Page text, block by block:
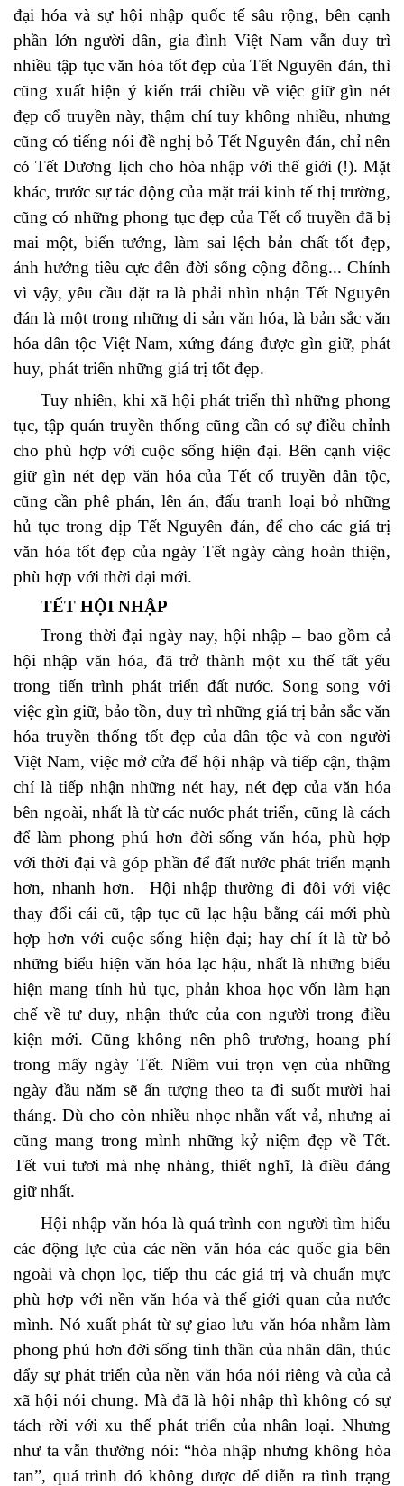
đại hóa và sự hội nhập quốc tế sâu rộng, bên cạnh
phần lớn người dân, gia đình Việt Nam vẫn duy trì
nhiều tập tục văn hóa tốt đẹp của Tết Nguyên đán, thì
cũng xuất hiện ý kiến trái chiều về việc giữ gìn nét
đẹp cổ truyền này, thậm chí tuy không nhiều, nhưng
cũng có tiếng nói đề nghị bỏ Tết Nguyên đán, chỉ nên
có Tết Dương lịch cho hòa nhập với thế giới (!). Mặt
khác, trước sự tác động của mặt trái kinh tế thị trường,
cũng có những phong tục đẹp của Tết cổ truyền đã bị
mai một, biến tướng, làm sai lệch bản chất tốt đẹp,
ảnh hưởng tiêu cực đến đời sống cộng đồng... Chính
vì vậy, yêu cầu đặt ra là phải nhìn nhận Tết Nguyên
đán là một trong những di sản văn hóa, là bản sắc văn
hóa dân tộc Việt Nam, xứng đáng được gìn giữ, phát
huy, phát triển những giá trị tốt đẹp.
Tuy nhiên, khi xã hội phát triển thì những phong
tục, tập quán truyền thống cũng cần có sự điều chỉnh
cho phù hợp với cuộc sống hiện đại. Bên cạnh việc
giữ gìn nét đẹp văn hóa của Tết cổ truyền dân tộc,
cũng cần phê phán, lên án, đấu tranh loại bỏ những
hủ tục trong dịp Tết Nguyên đán, để cho các giá trị
văn hóa tốt đẹp của ngày Tết ngày càng hoàn thiện,
phù hợp với thời đại mới.
TẾT HỘI NHẬP
Trong thời đại ngày nay, hội nhập – bao gồm cả
hội nhập văn hóa, đã trở thành một xu thế tất yếu
trong tiến trình phát triển đất nước. Song song với
việc gìn giữ, bảo tồn, duy trì những giá trị bản sắc văn
hóa truyền thống tốt đẹp của dân tộc và con người
Việt Nam, việc mở cửa để hội nhập và tiếp cận, thậm
chí là tiếp nhận những nét hay, nét đẹp của văn hóa
bên ngoài, nhất là từ các nước phát triển, cũng là cách
để làm phong phú hơn đời sống văn hóa, phù hợp
với thời đại và góp phần để đất nước phát triển mạnh
hơn, nhanh hơn. Hội nhập thường đi đôi với việc
thay đổi cái cũ, tập tục cũ lạc hậu bằng cái mới phù
hợp hơn với cuộc sống hiện đại; hay chí ít là từ bỏ
những biểu hiện văn hóa lạc hậu, nhất là những biểu
hiện mang tính hủ tục, phản khoa học vốn làm hạn
chế về tư duy, nhận thức của con người trong điều
kiện mới. Cũng không nên phô trương, hoang phí
trong mấy ngày Tết. Niềm vui trọn vẹn của những
ngày đầu năm sẽ ấn tượng theo ta đi suốt mười hai
tháng. Dù cho còn nhiều nhọc nhằn vất vả, nhưng ai
cũng mang trong mình những kỷ niệm đẹp về Tết.
Tết vui tươi mà nhẹ nhàng, thiết nghĩ, là điều đáng
giữ nhất.
Hội nhập văn hóa là quá trình con người tìm hiểu
các động lực của các nền văn hóa các quốc gia bên
ngoài và chọn lọc, tiếp thu các giá trị và chuẩn mực
phù hợp với nền văn hóa và thế giới quan của nước
mình. Nó xuất phát từ sự giao lưu văn hóa nhằm làm
phong phú hơn đời sống tinh thần của nhân dân, thúc
đẩy sự phát triển của nền văn hóa nói riêng và của cả
xã hội nói chung. Mà đã là hội nhập thì không có sự
tách rời với xu thế phát triển của nhân loại. Nhưng
như ta vẫn thường nói: “hòa nhập nhưng không hòa
tan”, quá trình đó không được để diễn ra tình trạng